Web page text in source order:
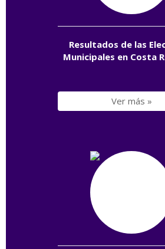
Resultados de las
Municipales en Costa
Ver más »